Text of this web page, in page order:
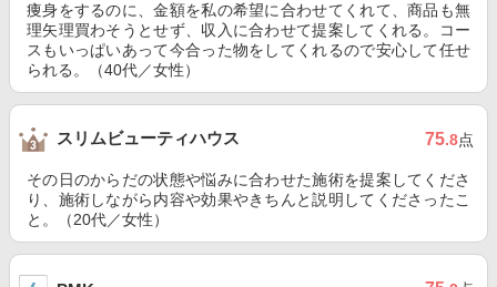
痩身をするのに、金額を私の希望に合わせてくれて、商品も無
理矢理買わそうとせず、収入に合わせて提案してくれる。コー
スもいっぱいあって今合った物をしてくれるので安心して任せ
られる。（40代／女性）
スリムビューティハウス 75.8点
その日のからだの状態や悩みに合わせた施術を提案してくださ
り、施術しながら内容や効果やきちんと説明してくださったこ
と。（20代／女性）